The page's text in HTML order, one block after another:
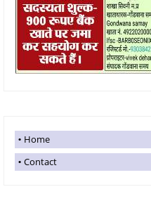
Home
Contact